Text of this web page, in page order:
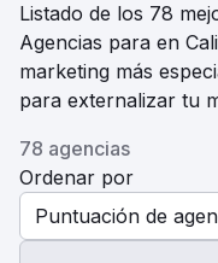
Listado de los 78
Agencias para en
marketing más
para externalizar tu
78 agencias
Ordenar por
Puntuación de